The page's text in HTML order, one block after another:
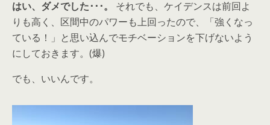
はい、ダメでした･･･。
それでも、ケイデンスは前回よ
りも高く、区間中のパワーも上回ったので、「強くなっ
ている！」と思い込んでモチベーションを下げないよう
にしておきます。(爆)
でも、いいんです。